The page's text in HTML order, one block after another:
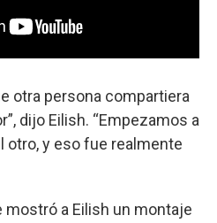
otra persona compartiera
dijo Eilish. “Empezamos a
otro, y eso fue realmente
mostró a Eilish un montaje